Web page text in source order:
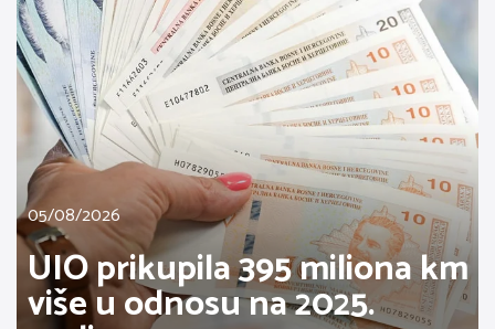
05/08/2026
UIO prikupila 395 miliona km
više u odnosu na 2025.